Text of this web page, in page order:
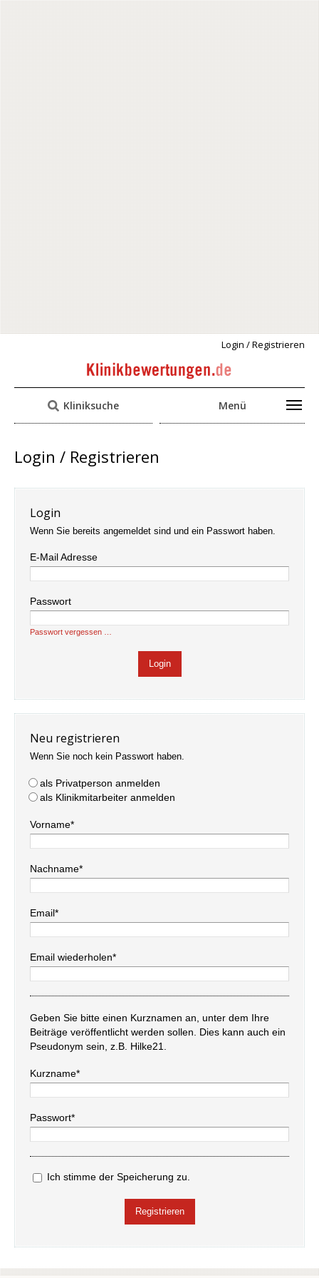
Login / Registrieren
Kliniksuche Menü
Login / Registrieren
Login
Wenn Sie bereits angemeldet sind und ein Passwort haben.
E-Mail Adresse
Passwort
Passwort vergessen …
Neu registrieren
Wenn Sie noch kein Passwort haben.
als Privatperson anmelden
als Klinikmitarbeiter anmelden
Vorname*
Nachname*
Email*
Email wiederholen*
Geben Sie bitte einen Kurznamen an, unter dem Ihre
Beiträge veröffentlicht werden sollen. Dies kann auch ein
Pseudonym sein, z.B. Hilke21.
Kurzname*
Passwort*
Ich stimme der Speicherung zu.